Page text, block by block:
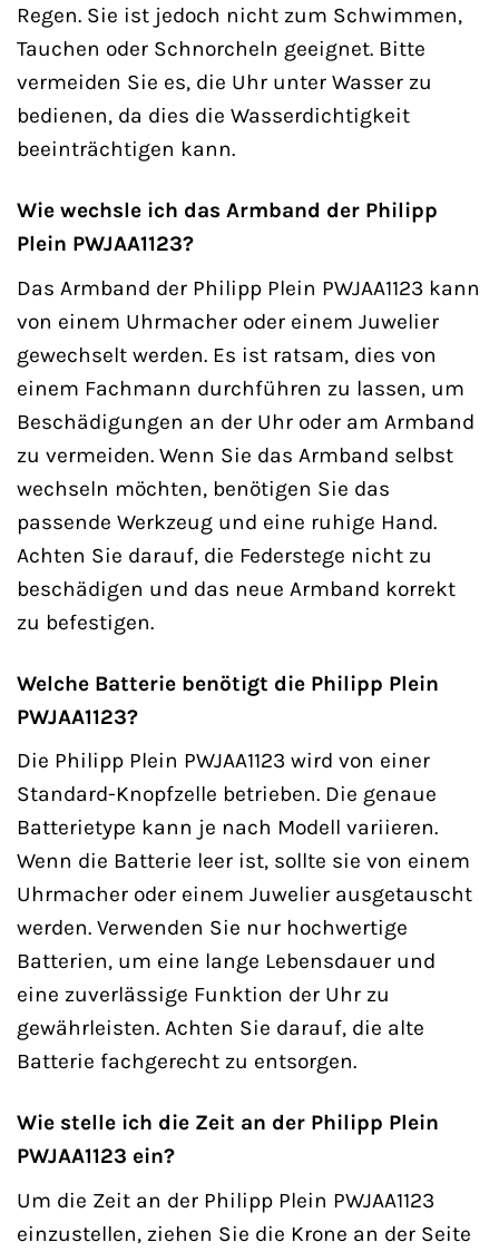
Regen. Sie ist jedoch nicht zum Schwimmen,
Tauchen oder Schnorcheln geeignet. Bitte
vermeiden Sie es, die Uhr unter Wasser zu
bedienen, da dies die Wasserdichtigkeit
beeinträchtigen kann.
Wie wechsle ich das Armband der Philipp
Plein PWJAA1123?
Das Armband der Philipp Plein PWJAA1123 kann
von einem Uhrmacher oder einem Juwelier
gewechselt werden. Es ist ratsam, dies von
einem Fachmann durchführen zu lassen, um
Beschädigungen an der Uhr oder am Armband
zu vermeiden. Wenn Sie das Armband selbst
wechseln möchten, benötigen Sie das
passende Werkzeug und eine ruhige Hand.
Achten Sie darauf, die Federstege nicht zu
beschädigen und das neue Armband korrekt
zu befestigen.
Welche Batterie benötigt die Philipp Plein
PWJAA1123?
Die Philipp Plein PWJAA1123 wird von einer
Standard-Knopfzelle betrieben. Die genaue
Batterietype kann je nach Modell variieren.
Wenn die Batterie leer ist, sollte sie von einem
Uhrmacher oder einem Juwelier ausgetauscht
werden. Verwenden Sie nur hochwertige
Batterien, um eine lange Lebensdauer und
eine zuverlässige Funktion der Uhr zu
gewährleisten. Achten Sie darauf, die alte
Batterie fachgerecht zu entsorgen.
Wie stelle ich die Zeit an der Philipp Plein
PWJAA1123 ein?
Um die Zeit an der Philipp Plein PWJAA1123
einzustellen, ziehen Sie die Krone an der Seite